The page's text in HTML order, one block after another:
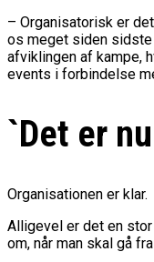
– Organisatorisk er
os meget siden
afviklingen af kampe,
events i forbindelse
`Det er
Organisationen er klar.
Alligevel er det en
om, når man skal gå